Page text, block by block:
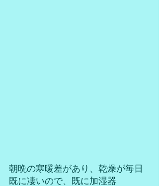
朝晩の寒暖差があり、乾燥が毎日
既に凄いので、既に加湿器